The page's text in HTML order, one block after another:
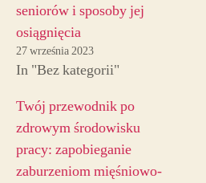
seniorów i sposoby jej
osiągnięcia
27 września 2023
In "Bez kategorii"
Twój przewodnik po
zdrowym środowisku
pracy: zapobieganie
zaburzeniom mięśniowo-